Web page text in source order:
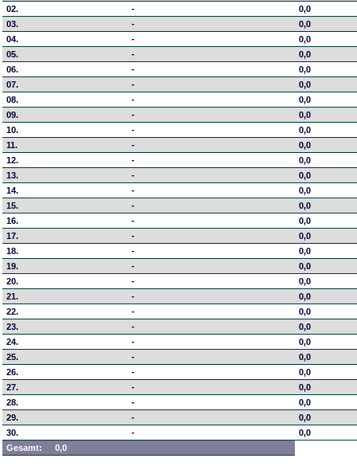
02.
-
0,0
03.
-
0,0
04.
-
0,0
05.
-
0,0
06.
-
0,0
07.
-
0,0
08.
-
0,0
09.
-
0,0
10.
-
0,0
11.
-
0,0
12.
-
0,0
13.
-
0,0
14.
-
0,0
15.
-
0,0
16.
-
0,0
17.
-
0,0
18.
-
0,0
19.
-
0,0
20.
-
0,0
21.
-
0,0
22.
-
0,0
23.
-
0,0
24.
-
0,0
25.
-
0,0
26.
-
0,0
27.
-
0,0
28.
-
0,0
29.
-
0,0
30.
-
0,0
Gesamt:
0,0